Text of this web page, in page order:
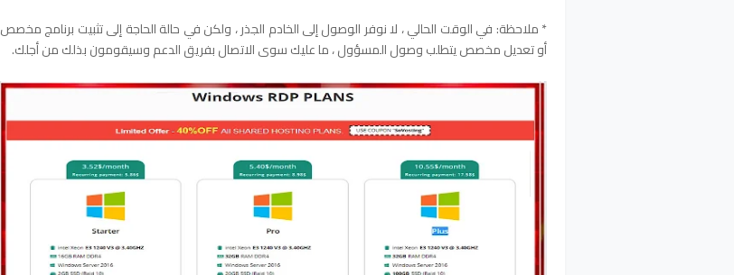
* ملاحظة: في الوقت الحالي ، لا نوفر الوصول إلى الخادم الجذر ، ولكن في حالة الحاجة إلى تثبيت برنامج مخصص
أو تعديل مخصص يتطلب وصول المسؤول ، ما عليك سوى الاتصال بفريق الدعم وسيقومون بذلك من أجلك.